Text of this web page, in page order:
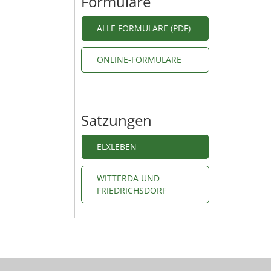
ALLE FORMULARE (PDF)
ONLINE-FORMULARE
Satzungen
ELXLEBEN
WITTERDA UND
FRIEDRICHSDORF